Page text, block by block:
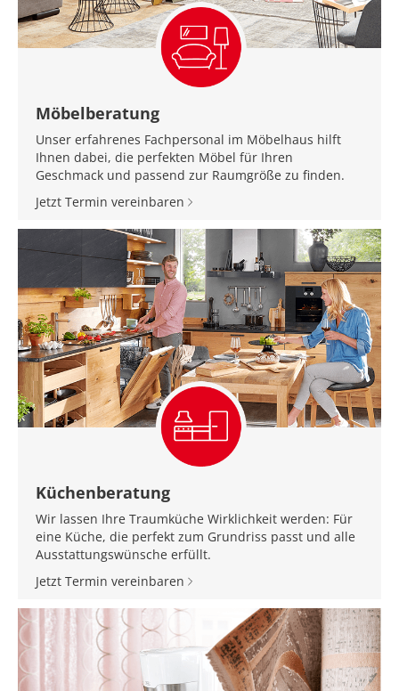
Möbelberatung
Unser erfahrenes Fachpersonal im Möbelhaus hilft
Ihnen dabei, die perfekten Möbel für Ihren
Geschmack und passend zur Raumgröße zu finden.
Jetzt Termin vereinbaren
Küchenberatung
Wir lassen Ihre Traumküche Wirklichkeit werden: Für
eine Küche, die perfekt zum Grundriss passt und alle
Ausstattungswünsche erfüllt.
Jetzt Termin vereinbaren